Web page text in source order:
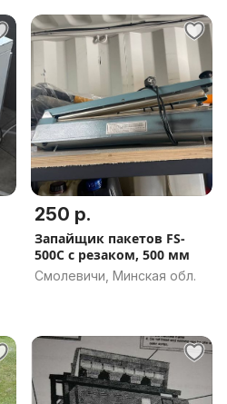
250 р.
Запайщик пакетов FS-
500C с резаком, 500 мм
Смолевичи, Минская обл.